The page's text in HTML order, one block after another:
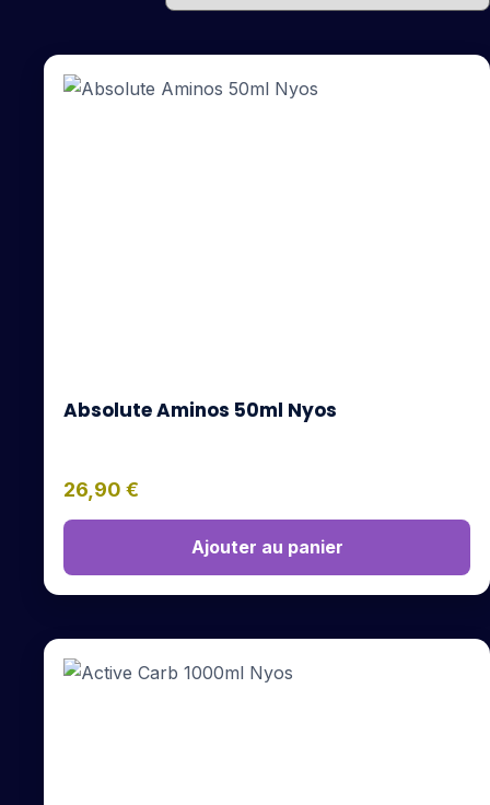
Absolute Aminos 50ml Nyos
26,90 €
Ajouter au panier